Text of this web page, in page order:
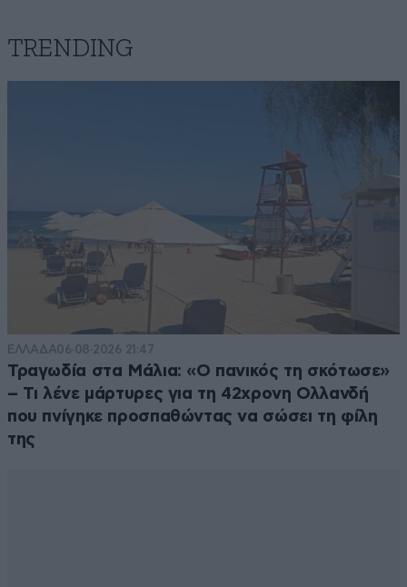
TRENDING
ΕΛΛΑΔΑ06·08·2026 21:47
Τραγωδία στα Μάλια: «Ο πανικός τη σκότωσε»
– Τι λένε μάρτυρες για τη 42χρονη Ολλανδή
που πνίγηκε προσπαθώντας να σώσει τη φίλη
της